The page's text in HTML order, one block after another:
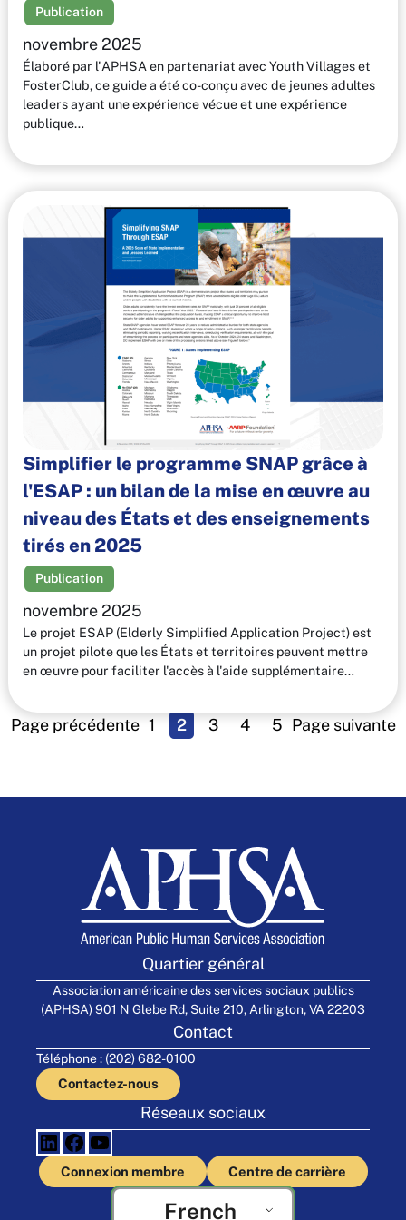
Publication
novembre 2025
Élaboré par l'APHSA en partenariat avec Youth Villages et
FosterClub, ce guide a été co-conçu avec de jeunes adultes
leaders ayant une expérience vécue et une expérience
publique…
Simplifier le programme SNAP grâce à
l'ESAP : un bilan de la mise en œuvre au
niveau des États et des enseignements
tirés en 2025
Publication
novembre 2025
Le projet ESAP (Elderly Simplified Application Project) est
un projet pilote que les États et territoires peuvent mettre
en œuvre pour faciliter l'accès à l'aide supplémentaire…
Page précédente 1 2 3 4 5 Page suivante
Quartier général
Association américaine des services sociaux publics
(APHSA) 901 N Glebe Rd, Suite 210, Arlington, VA 22203
Contact
Téléphone : (202) 682-0100
Contactez-nous
Réseaux sociaux
i
F
a
Y
o
Connexion membre Centre de carrière
French